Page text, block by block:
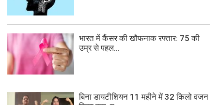
भारत में कैंसर की खौफनाक रफ्तार: 75 की
उम्र से पहल...
बिना डायटीशियन 11 महीने में 32 किलो वजन